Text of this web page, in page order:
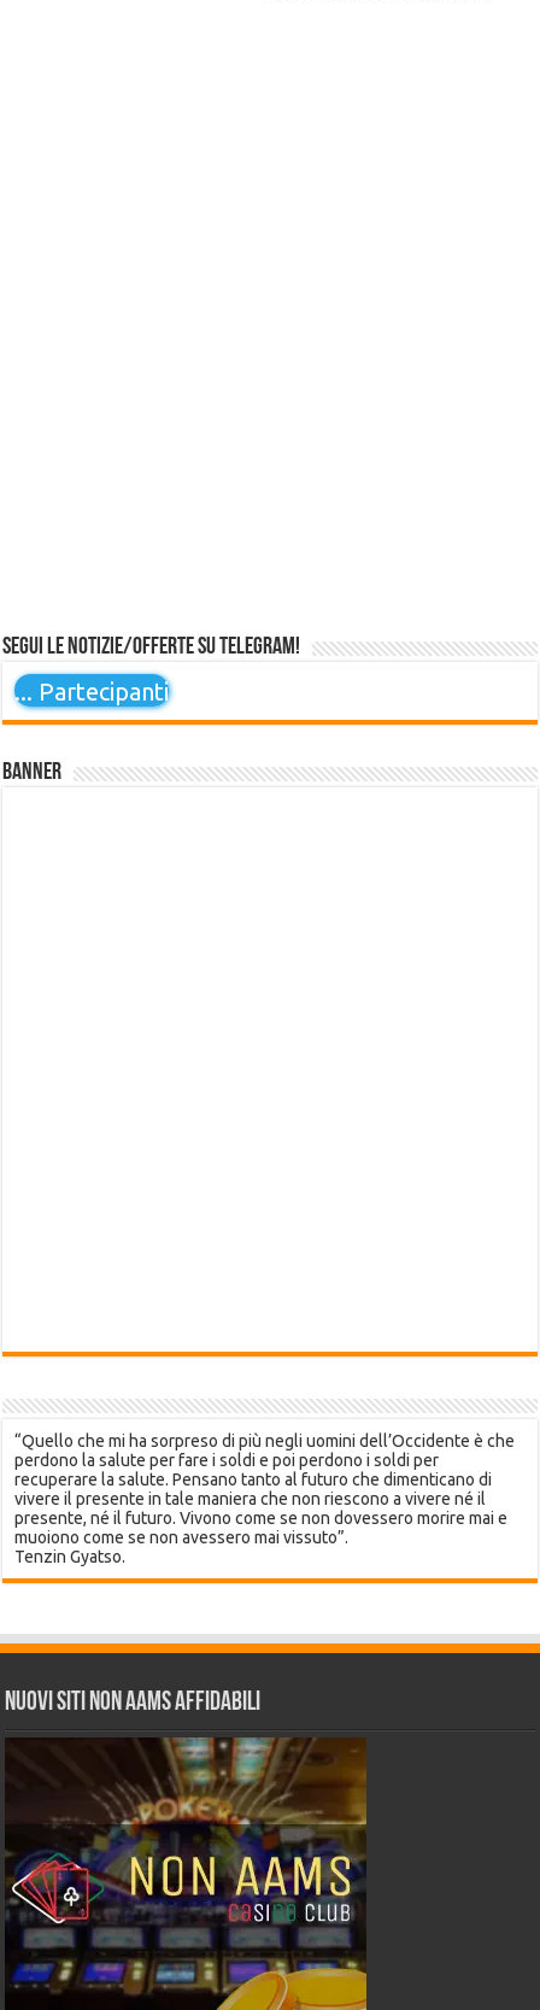
Segui le notizie/offerte su Telegram!
... Partecipanti
Banner
“Quello che mi ha sorpreso di più negli uomini dell’Occidente è che
perdono la salute per fare i soldi e poi perdono i soldi per
recuperare la salute. Pensano tanto al futuro che dimenticano di
vivere il presente in tale maniera che non riescono a vivere né il
presente, né il futuro. Vivono come se non dovessero morire mai e
muoiono come se non avessero mai vissuto”.
Tenzin Gyatso.
Nuovi siti non AAMS affidabili